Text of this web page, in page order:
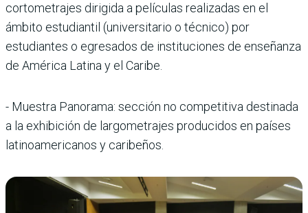
cortometrajes dirigida a películas realizadas en el
ámbito estudiantil (universitario o técnico) por
estudiantes o egresados de instituciones de enseñanza
de América Latina y el Caribe.
- Muestra Panorama: sección no competitiva destinada
a la exhibición de largometrajes producidos en países
latinoamericanos y caribeños.